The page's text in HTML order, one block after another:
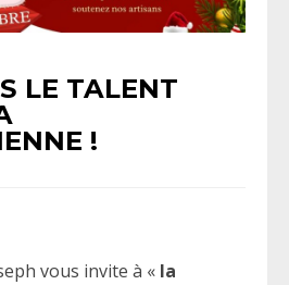
LE TALENT
!
vous invite à « la